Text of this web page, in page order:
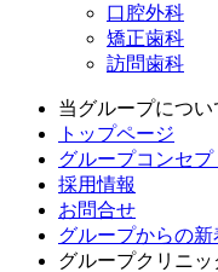
口腔外科
矯正歯科
訪問歯科
当グループについ
トップページ
グループコンセプ
採用情報
お問合せ
グループからの新
グループクリニッ